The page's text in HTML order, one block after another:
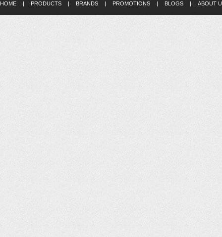
HOME | PRODUCTS | BRANDS | PROMOTIONS | BLOGS | ABOUT